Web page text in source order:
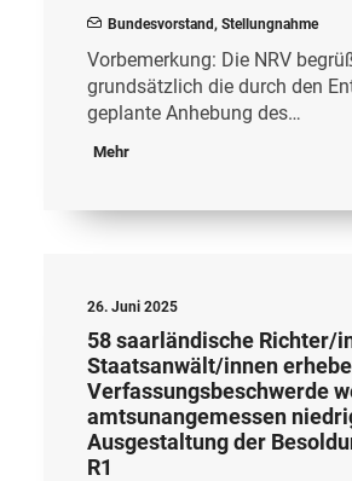
Bundesvorstand, Stellungnahme
Vorbemerkung: Die NRV
grundsätzlich die durch den
geplante Anhebung des…
Mehr
26. Juni 2025
58 saarländische Richter/
Staatsanwält/innen
Verfassungsbeschwerde
amtsunangemessen
Ausgestaltung der
R1